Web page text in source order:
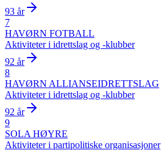
93 år
7
HAVØRN FOTBALL
Aktiviteter i idrettslag og -klubber
92 år
8
HAVØRN ALLIANSEIDRETTSLAG
Aktiviteter i idrettslag og -klubber
92 år
9
SOLA HØYRE
Aktiviteter i partipolitiske organisasjoner